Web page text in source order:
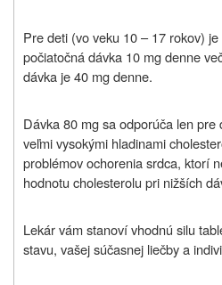
Pre deti (vo veku 10 – 17 rokov)
počiatočná dávka 10 mg denne
dávka je 40 mg denne.
Dávka 80 mg sa odporúča len pre
veľmi vysokými hladinami
problémov ochorenia srdca, ktorí
hodnotu cholesterolu pri nižších
Lekár vám stanoví vhodnú silu
stavu, vašej súčasnej liečby a